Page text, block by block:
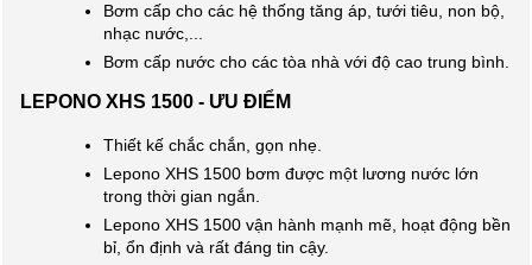
Bơm cấp cho các hệ thống tăng áp, tưới tiêu, non bộ,
nhạc nước,...
Bơm cấp nước cho các tòa nhà với độ cao trung bình.
LEPONO XHS 1500 - ƯU ĐIỂM
Thiết kế chắc chắn, gọn nhẹ.
Lepono XHS 1500 bơm được một lương nước lớn
trong thời gian ngắn.
Lepono XHS 1500 vận hành mạnh mẽ, hoạt động bền
bỉ, ổn định và rất đáng tin cậy.